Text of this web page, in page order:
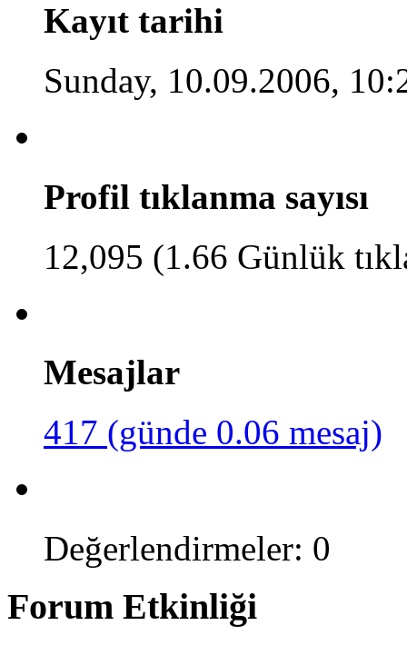
Kayıt tarihi
Sunday, 10.09.2006,
Profil tıklanma sayısı
12,095 (1.66 Günlük
Mesajlar
417 (günde 0.06 mesaj)
Değerlendirmeler: 0
Forum Etkinliği